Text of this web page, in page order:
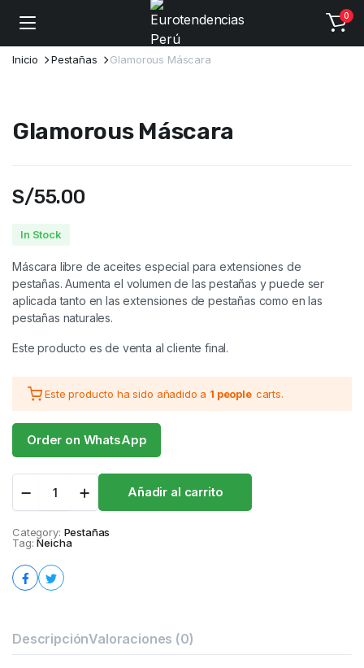
0
Inicio Pestañas Glamorous Máscara
Glamorous Máscara
S/55.00
In Stock
Máscara libre de aceites especial para extensiones de
pestañas. Aumenta el volumen de las pestañas y puede ser
aplicada tanto en las extensiones de pestañas como en las
pestañas naturales.
Este producto es de venta al cliente final.
Este producto ha sido añadido a 1 people carts.
Order on WhatsApp
Máscara
quantity
Añadir al carrito
Category: Pestañas
Tag: Neicha
DescripciónValoraciones (0)